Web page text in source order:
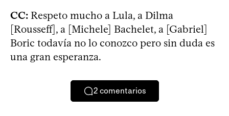
CC: Respeto mucho a Lula, a Dilma
[Rousseff], a [Michele] Bachelet, a [Gabriel]
Boric todavía no lo conozco pero sin duda es
una gran esperanza.
2 comentarios